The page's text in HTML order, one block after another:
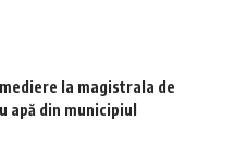
la magistrala de
apă din municipiul